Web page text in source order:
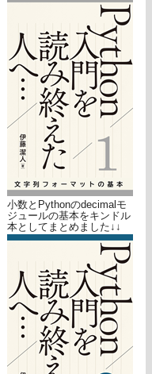
小数とPythonのdecimalモ
ジュールの基本をキンドル
本としてまとめました↓↓